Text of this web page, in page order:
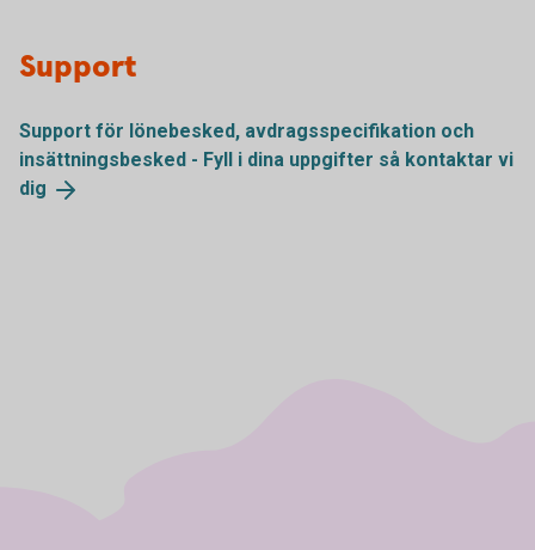
Support
Support för lönebesked, avdragsspecifikation och
insättningsbesked - Fyll i dina uppgifter så kontaktar vi
dig